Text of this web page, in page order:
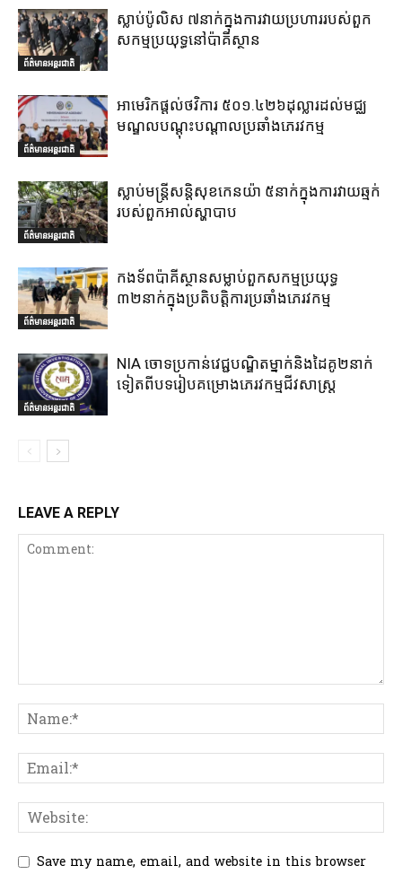
ព័ត៌មានអន្តរជាតិ
ស្លាប់ប៉ូលិស ៧នាក់ក្នុងការវាយប្រហាររបស់ពួក
សកម្មប្រយុទ្ធនៅប៉ាគីស្ថាន
ព័ត៌មានអន្តរជាតិ
អាមេរិកផ្តល់ថវិការ ៥០១.៤២៦ដុល្លារដល់មជ្ឈ
មណ្ឌលបណ្តុះបណ្តាលប្រឆាំងភេរវកម្ម
ព័ត៌មានអន្តរជាតិ
ស្លាប់មន្ត្រីសន្តិសុខកេនយ៉ា ៥នាក់ក្នុងការវាយឆ្មក់
របស់ពួកអាល់ស្ហាបាប
ព័ត៌មានអន្តរជាតិ
កងទ័ពប៉ាគីស្ថានសម្លាប់ពួកសកម្មប្រយុទ្ធ
៣២នាក់ក្នុងប្រតិបត្តិការប្រឆាំងភេរវកម្ម
ព័ត៌មានអន្តរជាតិ
NIA ចោទប្រកាន់វេជ្ជបណ្ឌិតម្នាក់និងដៃគូ២នាក់
ទៀតពីបទរៀបគម្រោងភេរវកម្មជីវសាស្ត្រ
LEAVE A REPLY
Save my name, email, and website in this browser